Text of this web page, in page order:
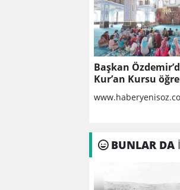
Başkan
Kur’an Kursu
ziyaret
BUNLAR DA